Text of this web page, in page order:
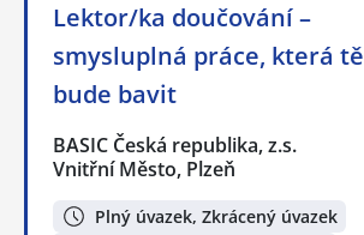
Lektor/ka doučování –
smysluplná práce, která tě
bude bavit
BASIC Česká republika, z.s.
Vnitřní Město, Plzeň
Plný úvazek, Zkrácený úvazek